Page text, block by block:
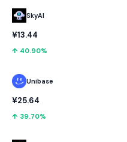
SkyAI
¥13.44
↑ 40.90%
Unibase
¥25.64
↑ 39.70%